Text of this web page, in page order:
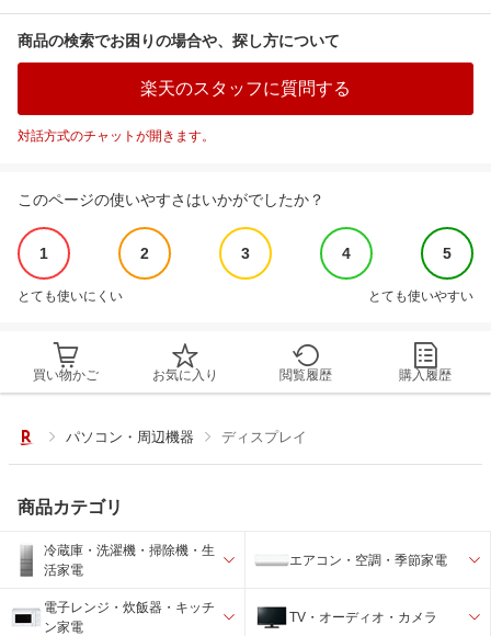
商品の検索でお困りの場合や、探し方について
楽天のスタッフに質問する
対話方式のチャットが開きます。
このページの使いやすさはいかがでしたか？
1 2 3 4 5
とても使いにくい とても使いやすい
買い物かご お気に入り 閲覧履歴 購入履歴
パソコン・周辺機器 ディスプレイ
商品カテゴリ
冷蔵庫・洗濯機・掃除機・生
活家電
エアコン・空調・季節家電
電子レンジ・炊飯器・キッチ
ン家電
TV・オーディオ・カメラ